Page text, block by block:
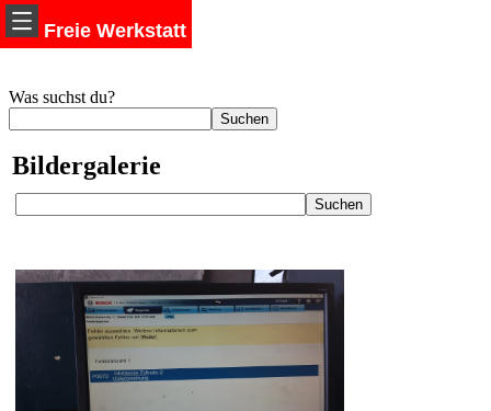
Freie Werkstatt
Was suchst du?
Bildergalerie